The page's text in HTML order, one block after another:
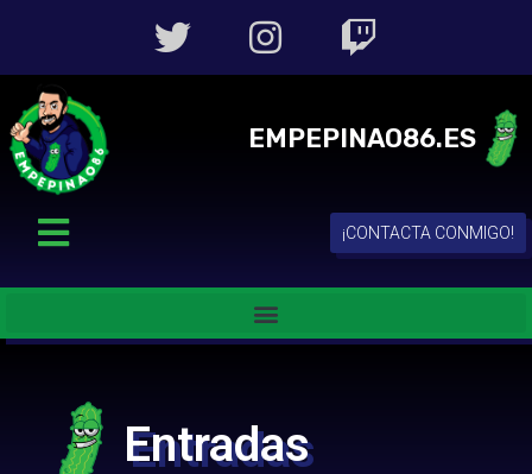
EMPEPINAO86.ES
¡CONTACTA CONMIGO!
Entradas